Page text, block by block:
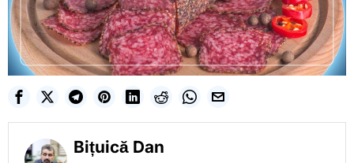
Bițuică Dan